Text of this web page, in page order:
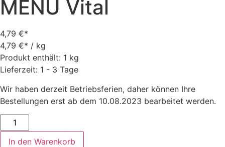
MENU Vital
4,79 €
4,79 € / kg
Produkt enthält: 1 kg
Lieferzeit: 1 - 3 Tage
Wir haben derzeit Betriebsferien, daher können Ihre
Bestellungen erst ab dem 10.08.2023 bearbeitet werden.
MENU
Vital
Menge
In den Warenkorb